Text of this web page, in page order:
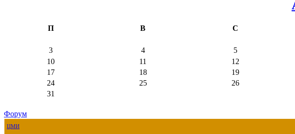
П В С
3
4 5
10
11 12
17
18 19
24
25 26
31
Форум
ЦМИ